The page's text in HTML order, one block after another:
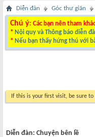
Diễn đàn Góc thư giãn
Chú ý: Các bạn nên tham
* Nội quy và Thông báo diễn
* Nếu bạn thấy hứng thú với
If this is your first visit, be sure to
Diễn đàn: Chuyện bên lề